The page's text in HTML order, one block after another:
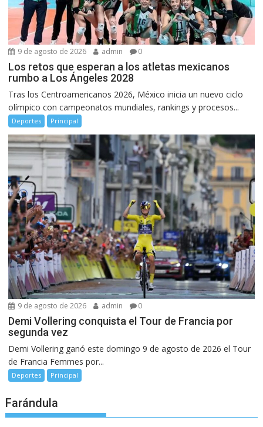
9 de agosto de 2026 admin 0
Los retos que esperan a los atletas mexicanos
rumbo a Los Ángeles 2028
Tras los Centroamericanos 2026, México inicia un nuevo ciclo
olímpico con campeonatos mundiales, rankings y procesos...
Deportes Principal
9 de agosto de 2026 admin 0
Demi Vollering conquista el Tour de Francia por
segunda vez
Demi Vollering ganó este domingo 9 de agosto de 2026 el Tour
de Francia Femmes por...
Deportes Principal
Farándula